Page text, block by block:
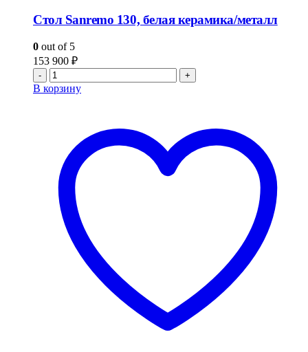
Стол Sanremo 130, белая керамика/металл
0 out of 5
153 900 ₽
- +
В корзину